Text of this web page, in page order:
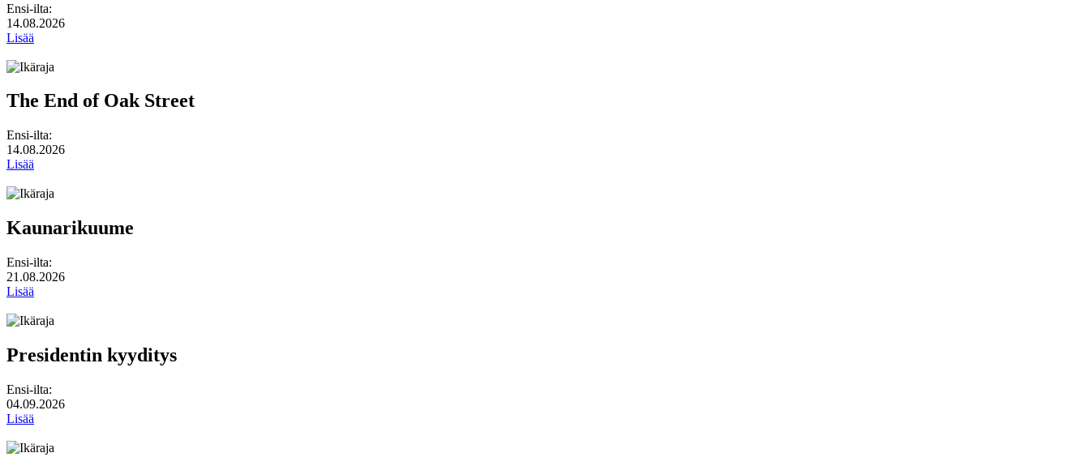
Ensi-ilta:
14.08.2026
Lisää
The End of Oak Street
Ensi-ilta:
14.08.2026
Lisää
Kaunarikuume
Ensi-ilta:
21.08.2026
Lisää
Presidentin kyyditys
Ensi-ilta:
04.09.2026
Lisää